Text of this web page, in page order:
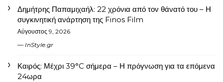
Δημήτρης Παπαμιχαήλ: 22 χρόνια από τον θάνατό του – Η
συγκινητική ανάρτηση της Finos Film
Αύγουστος 9, 2026
InStyle.gr
Καιρός: Μέχρι 39°C σήμερα – Η πρόγνωση για τα επόμενα
24ωρα